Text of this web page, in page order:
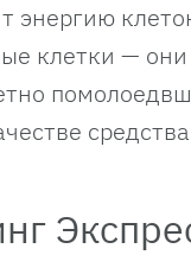
энергию
клетки —